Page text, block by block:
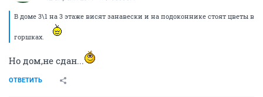
В доме 3\1 на 3 этаже висят занавески и на подоконнике стоят цветы в
горшках.
Но дом,не сдан...
ОТВЕТИТЬ